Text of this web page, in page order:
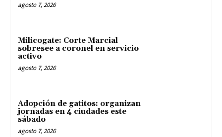
agosto 7, 2026
Milicogate: Corte Marcial
sobresee a coronel en servicio
activo
agosto 7, 2026
Adopción de gatitos: organizan
jornadas en 4 ciudades este
sábado
agosto 7, 2026